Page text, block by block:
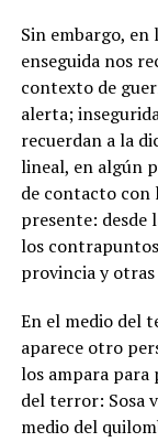
Sin embargo,
enseguida nos
contexto de
alerta;
recuerdan a la
lineal, en algún
de contacto con
presente: desde
los
provincia y
En el medio del
aparece otro
los ampara para
del terror: Sosa
medio del